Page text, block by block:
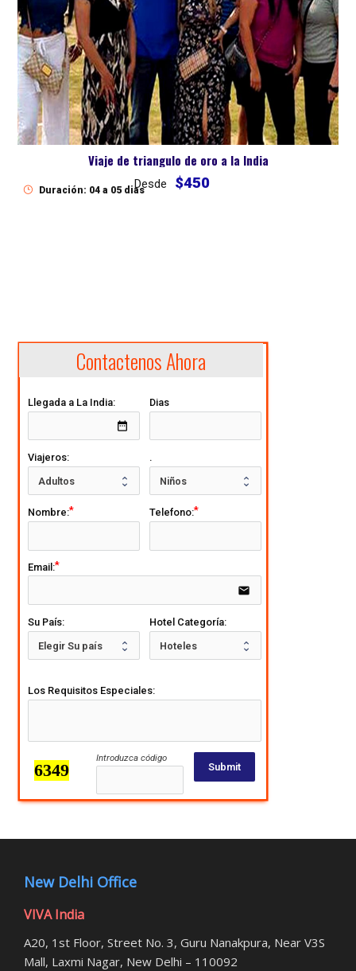
Viaje de triangulo de oro a la India
Desde $450
Duración: 04 a 05 dias
Contactenos Ahora
Llegada a La India:
date_range
Dias
Viajeros: .
Nombre: Telefono:
Email:
email
Su País: Hotel Categoría:
Los Requisitos Especiales:
Introduzca código
Submit
New Delhi Office
VIVA India
A20, 1st Floor, Street No. 3, Guru Nanakpura, Near V3S
Mall, Laxmi Nagar, New Delhi – 110092